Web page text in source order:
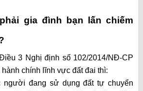
gia đình bạn lấn chiếm
3 Nghị định số 102/2014/NĐ-CP
chính lĩnh vực đất đai thì:
người đang sử dụng đất tự chuyển